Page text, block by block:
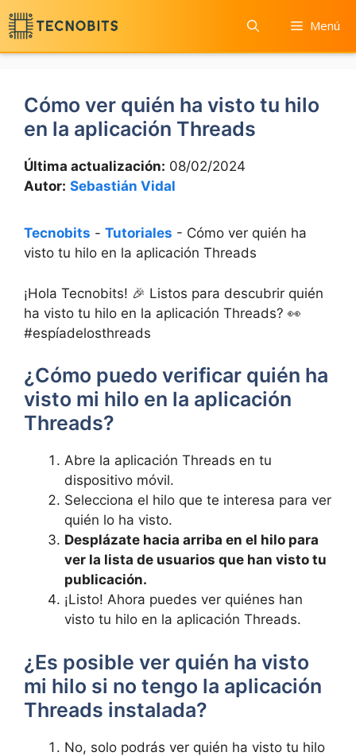
Saltar
al
contenido
Menú
Cómo ver quién ha visto tu hilo
en la aplicación Threads
Última actualización: 08/02/2024
Autor: Sebastián Vidal
Tecnobits - Tutoriales - Cómo ver quién ha
visto tu hilo en la aplicación Threads
¡Hola Tecnobits! 🎉 Listos para descubrir quién
⁤ha visto tu ‍hilo‌ en ‍la aplicación Threads? 👀
#espíadelosthreads
¿Cómo puedo verificar‌ quién⁢ ha⁣
visto mi hilo ⁤en la aplicación​
Threads?
Abre la aplicación Threads en tu
dispositivo móvil.
Selecciona el hilo ‌que te interesa para ver
quién lo ha‍ visto.
Desplázate hacia arriba en el hilo⁢ para
ver la lista de usuarios que han visto tu
publicación.
¡Listo! Ahora​ puedes ver quiénes han
visto tu hilo en ‌la aplicación Threads.
¿Es posible ver quién ha visto
mi hilo si no tengo la aplicación
Threads instalada?
No, solo podrás ver quién ha visto tu hilo